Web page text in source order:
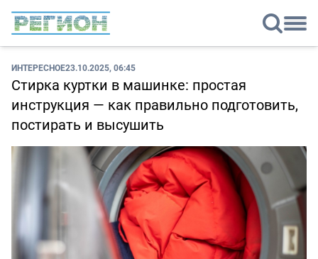
ИНТЕРЕСНОЕ23.10.2025, 06:45
Стирка куртки в машинке: простая
инструкция — как правильно подготовить,
постирать и высушить